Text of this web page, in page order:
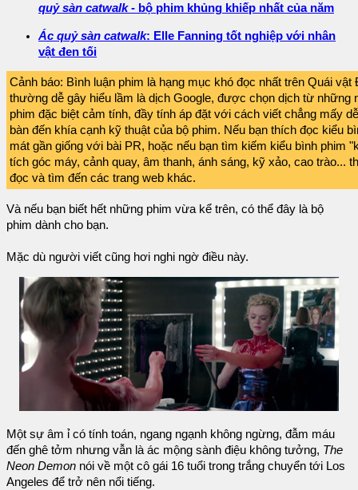
quỷ sàn catwalk- bộ phim khủng khiếp nhất của năm
Ác quỷ sàn catwalk: Elle Fanning tốt nghiệp với nhân
vật đen tối
Cảnh báo: Bình luận phim là hạng mục khó đọc nhất trên Quái vật
thường dễ gây hiểu lầm là dịch Google, được chọn dịch từ những
phim đặc biệt cảm tính, đầy tính áp đặt với cách viết chẳng mấy
bàn đến khía cạnh kỹ thuật của bộ phim. Nếu bạn thích đọc kiểu
mát gần giống với bài PR, hoặc nếu bạn tìm kiếm kiểu bình phim
tích góc máy, cảnh quay, âm thanh, ánh sáng, kỹ xảo, cao trào...
đọc và tìm đến các trang web khác.
Và nếu bạn biết hết những phim vừa kể trên, có thể đây là bộ
phim dành cho bạn.
Mặc dù người viết cũng hơi nghi ngờ điều này.
Một sự âm ỉ có tính toán, ngang ngạnh không ngừng, đẫm máu
đến ghê tởm nhưng vẫn là ác mộng sành điệu không tưởng, The
Neon Demon nói về một cô gái 16 tuổi trong trắng chuyển tới Los
Angeles để trở nên nổi tiếng.